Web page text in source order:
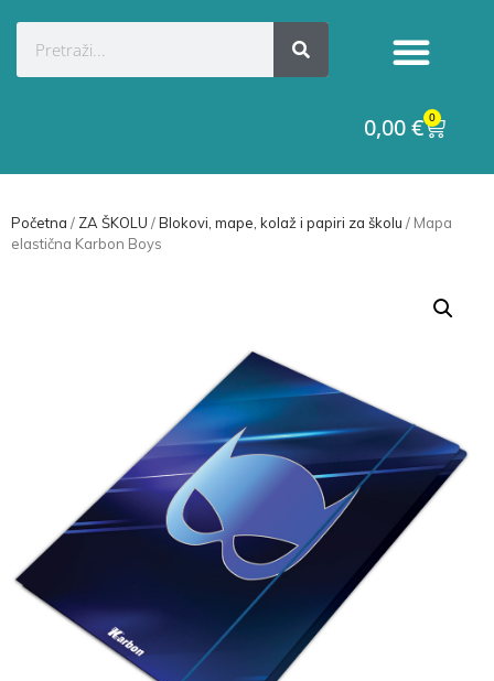
0,00€ 0
Početna / ZA ŠKOLU /Blokovi, mape, kolaž i papiri za školu / Mapa
elastična Karbon Boys